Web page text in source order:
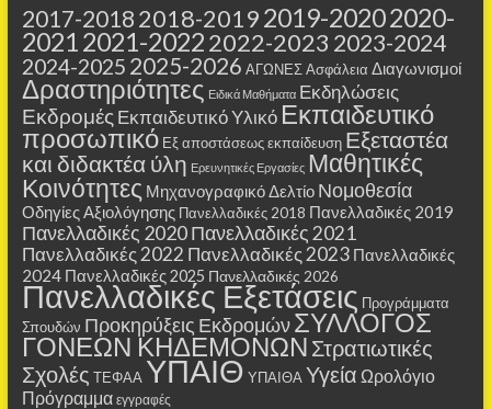
2017-2018 2018-20192019-20202020-
20212021-20222022-2023 2023-2024
2024-2025 2025-2026 ΑΓΩΝΕΣ Ασφάλεια Διαγωνισμοί
Δραστηριότητες Ειδικά Μαθήματα Εκδηλώσεις
Εκδρομές Εκπαιδευτικό Υλικό Εκπαιδευτικό
προσωπικό Εξ αποστάσεως εκπαίδευση Εξεταστέα
και διδακτέα ύλη Ερευνητικές Εργασίες Μαθητικές
Κοινότητες Μηχανογραφικό Δελτίο Νομοθεσία
Οδηγίες Αξιολόγησης Πανελλαδικές 2018 Πανελλαδικές 2019
Πανελλαδικές 2020 Πανελλαδικές 2021
Πανελλαδικές 2022 Πανελλαδικές 2023 Πανελλαδικές
2024 Πανελλαδικές 2025 Πανελλαδικές 2026
Πανελλαδικές Εξετάσεις Προγράμματα
Σπουδών Προκηρύξεις ΕκδρομώνΣΥΛΛΟΓΟΣ
ΓΟΝΕΩΝ ΚΗΔΕΜΟΝΩΝ Στρατιωτικές
Σχολές ΤΕΦΑΑ ΥΠΑΙΘ ΥΠΑΙΘΑ Υγεία Ωρολόγιο
Πρόγραμμα εγγραφές